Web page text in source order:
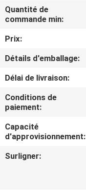
VISITE
DE
L'USINE
CONTRÔLE
DE
LA
QUALITÉ
NOUS
Quantité de
commande min:
Prix:
Détails d'emballage:
Délai de livraison:
Conditions de
paiement:
Capacité
d'approvisionnement:
Surligner: